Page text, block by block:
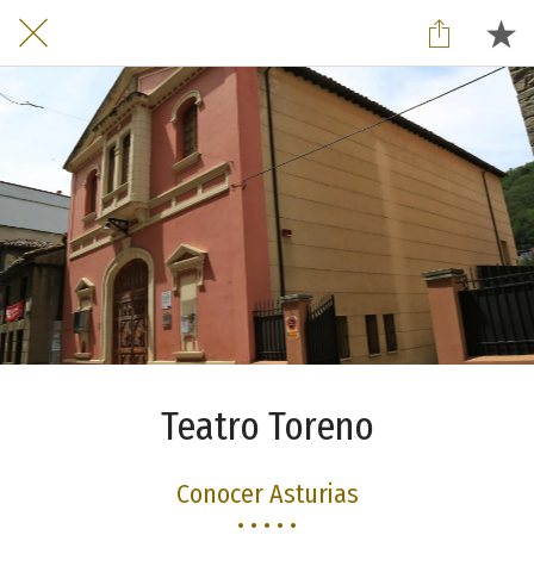
Teatro Toreno
Conocer Asturias
• • • • •